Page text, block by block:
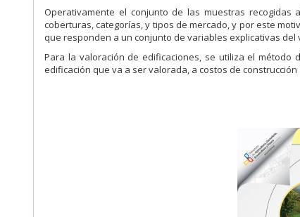
Operativamente el conjunto de las muestras
coberturas, categorías, y tipos de mercado, y por este
que responden a un conjunto de variables explicativas del
Para la valoración de edificaciones, se utiliza el
edificación que va a ser valorada, a costos de